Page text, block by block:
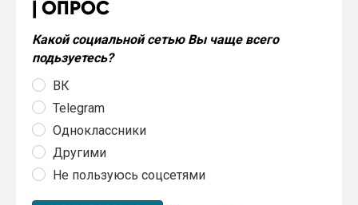
ОПРОС
Какой социальной сетью Вы чаще всего
подьзуетесь?
ВК
Telegram
Одноклассники
Другими
Не пользуюсь соцсетями